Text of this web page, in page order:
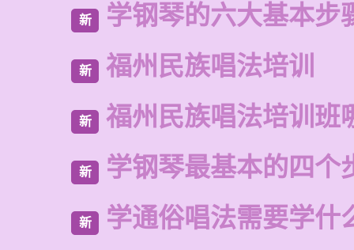
新 学钢琴的六大基本步
新 福州民族唱法培训
新 福州民族唱法培训班
新 学钢琴最基本的四个
新 学通俗唱法需要学什